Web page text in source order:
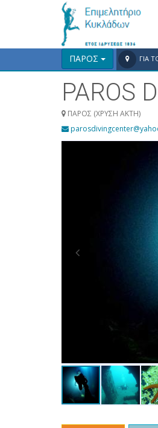
ΠΑΡΟΣ ΓΙΑ
PAROS
ΠΑΡΟΣ (ΧΡΥΣΗ ΑΚΤΗ)